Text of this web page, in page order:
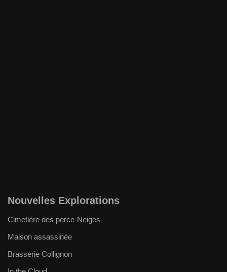
Nouvelles Explorations
Cimetière des perce-Neiges
Maison assassinée
Brasserie Collignon